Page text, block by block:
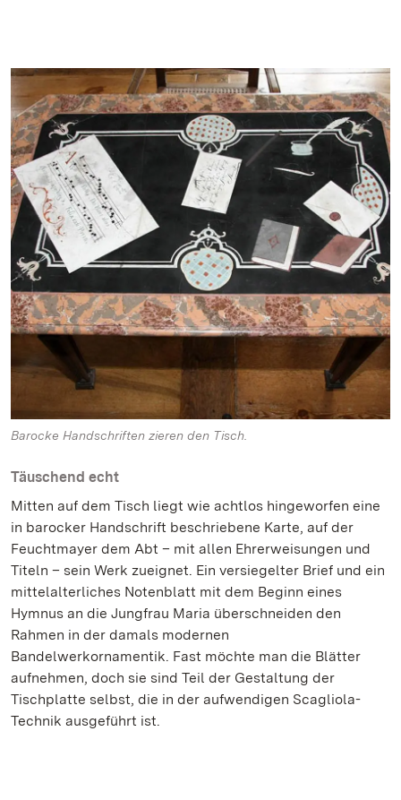
Barocke Handschriften zieren den Tisch.
Täuschend echt
Mitten auf dem Tisch liegt wie achtlos hingeworfen eine
in barocker Handschrift beschriebene Karte, auf der
Feuchtmayer dem Abt – mit allen Ehrerweisungen und
Titeln – sein Werk zueignet. Ein versiegelter Brief und ein
mittelalterliches Notenblatt mit dem Beginn eines
Hymnus an die Jungfrau Maria überschneiden den
Rahmen in der damals modernen
Bandelwerkornamentik. Fast möchte man die Blätter
aufnehmen, doch sie sind Teil der Gestaltung der
Tischplatte selbst, die in der aufwendigen Scagliola-
Technik ausgeführt ist.